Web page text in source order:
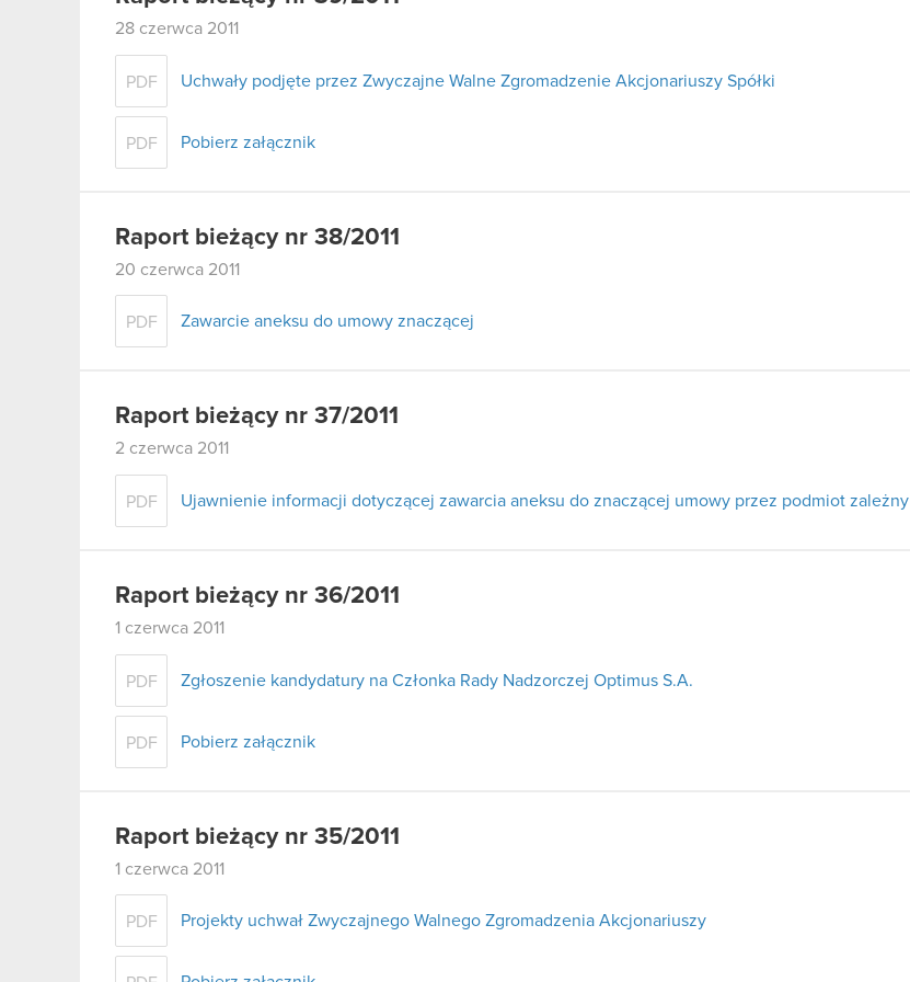
28 czerwca 2011
PDF Uchwały podjęte przez Zwyczajne Walne Zgromadzenie Akcjonariuszy Spółki
PDF Pobierz załącznik
Raport bieżący nr 38/2011
20 czerwca 2011
PDF Zawarcie aneksu do umowy znaczącej
Raport bieżący nr 37/2011
2 czerwca 2011
PDF Ujawnienie informacji dotyczącej zawarcia aneksu do znaczącej umowy przez podmiot zależny
Raport bieżący nr 36/2011
1 czerwca 2011
PDF Zgłoszenie kandydatury na Członka Rady Nadzorczej Optimus S.A.
PDF Pobierz załącznik
Raport bieżący nr 35/2011
1 czerwca 2011
PDF Projekty uchwał Zwyczajnego Walnego Zgromadzenia Akcjonariuszy